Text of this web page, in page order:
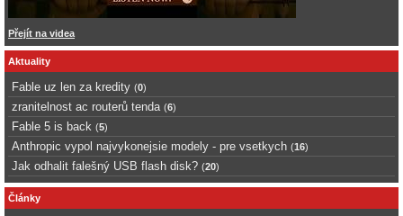
Přejít na videa
Aktuality
Fable uz len za kredity (0)
zranitelnost ac routerů tenda (6)
Fable 5 is back (5)
Anthropic vypol najvykonejsie modely - pre vsetkych (16)
Jak odhalit falešný USB flash disk? (20)
Články